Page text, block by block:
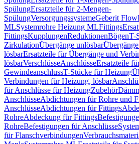
SpülungErsatzteile für 2-Mengen-
SpülungVersorgungssystemeGeberit
MLSystemrohre Heizung MLFittings
FittingsKupplungenReduktionenBögenT-
ZirkulationÜbergänge unlösbar
lösbarErsatzteile für Übergänge und
lösbarVerschlüsseAnschlüsseErsatzteile
GewindeanschlussT-Stücke für Heizung
Verbindungen für Heizung, lösbar
für Anschlüsse für HeizungZubehör
AnschlüsseAbdichtungen für Rohre und
AnschlüsseAbdichtungen für Fittings
RohreAbdeckung für Fittings
RohreBefestigungen für Anschlüsse
für Flanschverbindungen